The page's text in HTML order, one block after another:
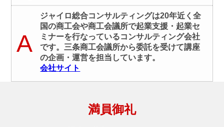
A
ジャイロ総合コンサルティングは20年近く全
国の商工会や商工会議所で起業支援・起業セ
ミナーを行なっているコンサルティング会社
です。三条商工会議所から委託を受けて講座
の企画・運営を担当しています。
会社サイト
満員御礼